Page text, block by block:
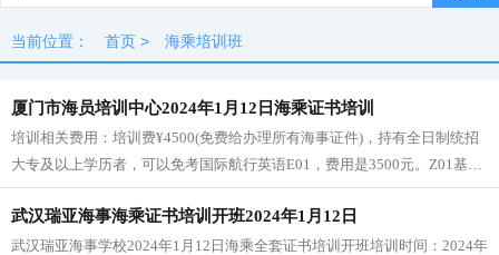
当前位置： 首页 > 海乘培训班
厦门市海员培训中心2024年1月12日海乘证书培训
培训相关费用：培训费¥4500(免费给办理所有海事证件)，持有全日制统招
大专及以上学历者，可以免考国际航行英语E01，费用是3500元。Z01基本
安全 Z07保安意识E01国际航线英语 T06-1客滚证
武汉瑞亚海事海乘证书培训开班2024年1月12日
武汉瑞亚海事学校2024年1月12日海乘全套证书培训开班培训时间：2024年